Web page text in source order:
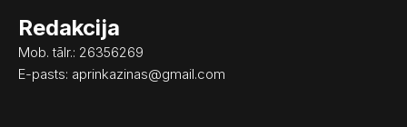
Redakcija
Mob. tālr.: 26356269
E-pasts: aprinkazinas@gmail.com